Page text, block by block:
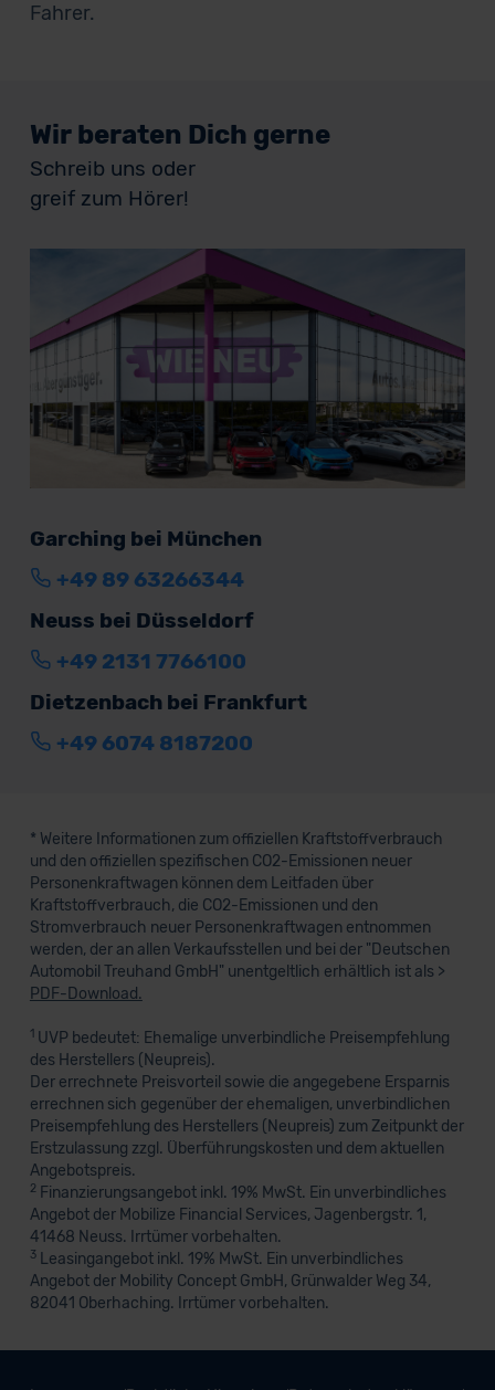
Fahrer.
Wir beraten Dich gerne
Schreib uns oder
greif zum Hörer!
Garching bei München
+49 89 63266344
Neuss bei Düsseldorf
+49 2131 7766100
Dietzenbach bei Frankfurt
+49 6074 8187200
* Weitere Informationen zum offiziellen Kraftstoffverbrauch
und den offiziellen spezifischen CO2-Emissionen neuer
Personenkraftwagen können dem Leitfaden über
Kraftstoffverbrauch, die CO2-Emissionen und den
Stromverbrauch neuer Personenkraftwagen entnommen
werden, der an allen Verkaufsstellen und bei der "Deutschen
Automobil Treuhand GmbH" unentgeltlich erhältlich ist als >
PDF-Download.
1UVP bedeutet: Ehemalige unverbindliche Preisempfehlung
des Herstellers (Neupreis).
Der errechnete Preisvorteil sowie die angegebene Ersparnis
errechnen sich gegenüber der ehemaligen, unverbindlichen
Preisempfehlung des Herstellers (Neupreis) zum Zeitpunkt der
Erstzulassung zzgl. Überführungskosten und dem aktuellen
Angebotspreis.
2 Finanzierungsangebot inkl. 19% MwSt. Ein unverbindliches
Angebot der Mobilize Financial Services, Jagenbergstr. 1,
41468 Neuss. Irrtümer vorbehalten.
3Leasingangebot inkl. 19% MwSt. Ein unverbindliches
Angebot der Mobility Concept GmbH, Grünwalder Weg 34,
82041 Oberhaching. Irrtümer vorbehalten.